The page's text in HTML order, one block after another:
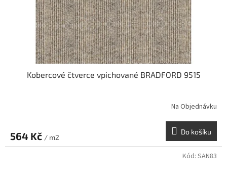
Kobercové čtverce vpichované BRADFORD 9515
Na Objednávku
564 Kč / m2
Do košíku
Kód: SAN83